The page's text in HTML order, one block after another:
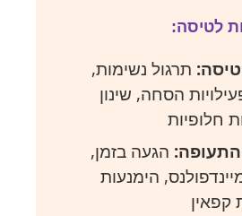
לטיסה:
תרגול נשימות,
הסחה, שינון
חלופיות
הגעה בזמן,
הימנעות
קפאין